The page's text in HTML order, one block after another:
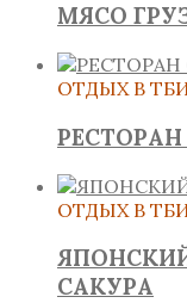
МЯСО
ОТДЫХ В
ОТДЫХ В
САКУРА